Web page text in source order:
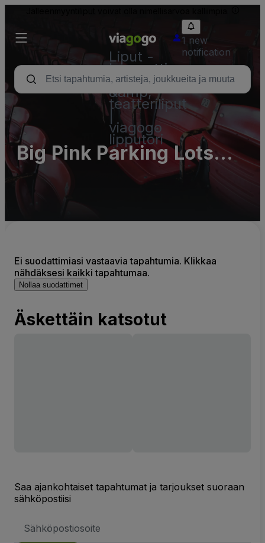
Liput -
konsertti,
urheilu
&amp;
teatteriliput
viagogo
lipputori
1 new
notification
Big Pink Parking Lots
(InActive)
Ei suodattimiasi vastaavia tapahtumia. Klikkaa
nähdäksesi kaikki tapahtumaa.
Nollaa suodattimet
Äskettäin katsotut
Saa ajankohtaiset tapahtumat ja tarjoukset suoraan
sähköpostiisi